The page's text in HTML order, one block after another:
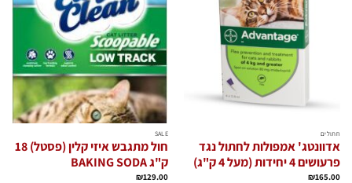
חתולים
אדוונטג' אמפולות לחתול נגד
פרעושים 4 יחידות (מעל 4 ק"ג)
₪165.00
הוסף
לרשימת
SALE
חול מתגבש איזי קלין (פסטל) 18
ק"ג BAKING SODA
₪129.00